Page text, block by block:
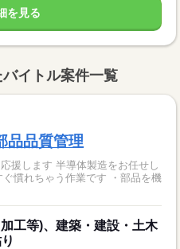
を見る
イトル案件一覧
品品質管理
援します 半導体製造をお任せし
慣れちゃう作業です ・部品を機
工等)、建築・建設・土木